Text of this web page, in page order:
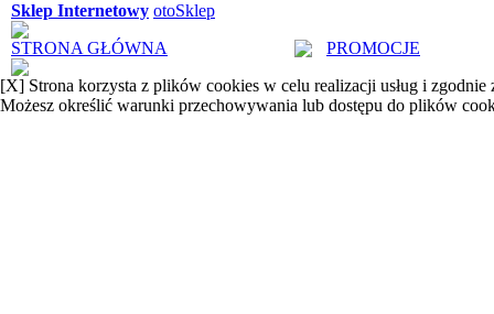
Sklep Internetowy otoSklep
STRONA GŁÓWNA
PROMOCJE
[X] Strona korzysta z plików cookies w celu realizacji usług i zgodnie
Możesz określić warunki przechowywania lub dostępu do plików